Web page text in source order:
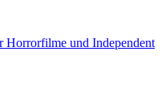
Horrorfilme und Independent